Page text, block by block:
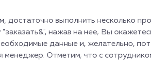
достаточно выполнить несколько
нажав на нее, Вы
данные и, желательно,
менеджер. Отметим, что с